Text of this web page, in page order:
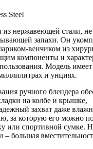
из нержавеющей стали,
запахи. Он
венчиком из
компоненты и
Модель
и унциях.
ручного блендера
на колбе и крышке,
захват даже
за которую его можно
или спортивной сумке.
– большая